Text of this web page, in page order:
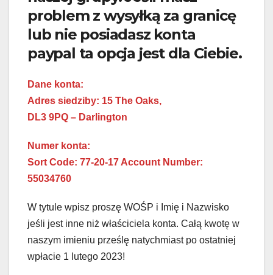
problem z wysyłką za granicę
lub nie posiadasz konta
paypal ta opcja jest dla Ciebie.
Dane konta:
Adres siedziby: 15 The Oaks,
DL3 9PQ – Darlington
Numer konta:
Sort Code: 77-20-17 Account Number:
55034760
W tytule wpisz proszę WOŚP i Imię i Nazwisko
jeśli jest inne niż właściciela konta. Całą kwotę w
naszym imieniu prześlę natychmiast po ostatniej
wpłacie 1 lutego 2023!